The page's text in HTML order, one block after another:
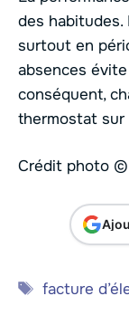
des habitudes.
surtout en
absences
conséquent,
thermostat sur
Crédit photo ©
Étiquettes
facture